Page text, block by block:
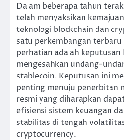
Dalam beberapa tahun
telah menyaksikan
teknologi blockchain dan
satu perkembangan terbaru
perhatian adalah
mengesahkan undang-
stablecoin. Keputusan ini
penting menuju penerbitan
resmi yang diharapkan
efisiensi sistem keuangan
stabilitas di tengah
cryptocurrency.